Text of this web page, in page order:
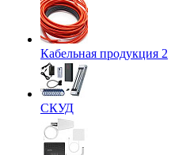
Кабельная продукция 2
СКУД